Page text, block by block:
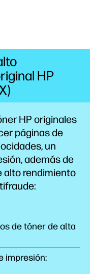
HP originales
páginas de
un
además de
alto rendimiento
de tóner de alta
impresión:
HP